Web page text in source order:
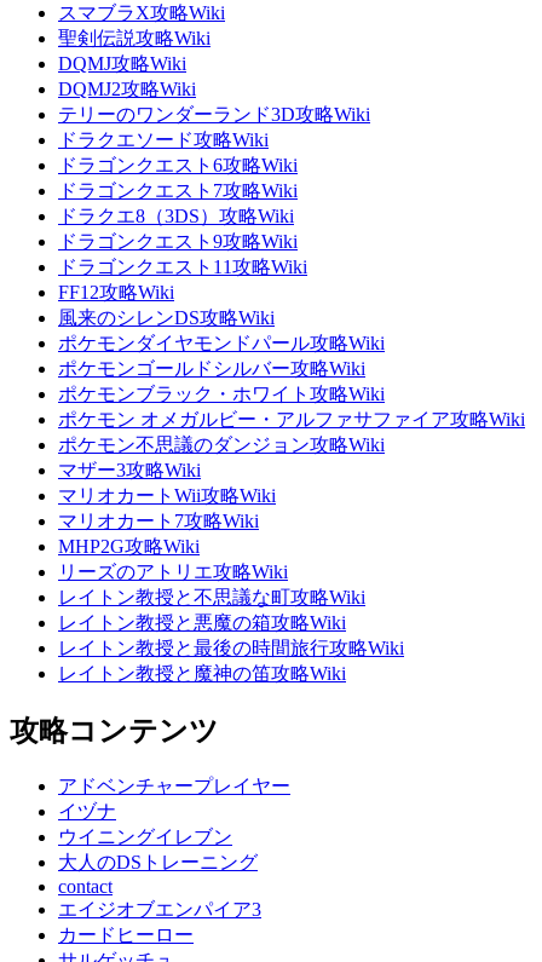
スマブラX攻略Wiki
聖剣伝説攻略Wiki
DQMJ攻略Wiki
DQMJ2攻略Wiki
テリーのワンダーランド3D攻略Wiki
ドラクエソード攻略Wiki
ドラゴンクエスト6攻略Wiki
ドラゴンクエスト7攻略Wiki
ドラクエ8（3DS）攻略Wiki
ドラゴンクエスト9攻略Wiki
ドラゴンクエスト11攻略Wiki
FF12攻略Wiki
風来のシレンDS攻略Wiki
ポケモンダイヤモンドパール攻略Wiki
ポケモンゴールドシルバー攻略Wiki
ポケモンブラック・ホワイト攻略Wiki
ポケモン オメガルビー・アルファサファイア攻略Wiki
ポケモン不思議のダンジョン攻略Wiki
マザー3攻略Wiki
マリオカートWii攻略Wiki
マリオカート7攻略Wiki
MHP2G攻略Wiki
リーズのアトリエ攻略Wiki
レイトン教授と不思議な町攻略Wiki
レイトン教授と悪魔の箱攻略Wiki
レイトン教授と最後の時間旅行攻略Wiki
レイトン教授と魔神の笛攻略Wiki
攻略コンテンツ
アドベンチャープレイヤー
イヅナ
ウイニングイレブン
大人のDSトレーニング
contact
エイジオブエンパイア3
カードヒーロー